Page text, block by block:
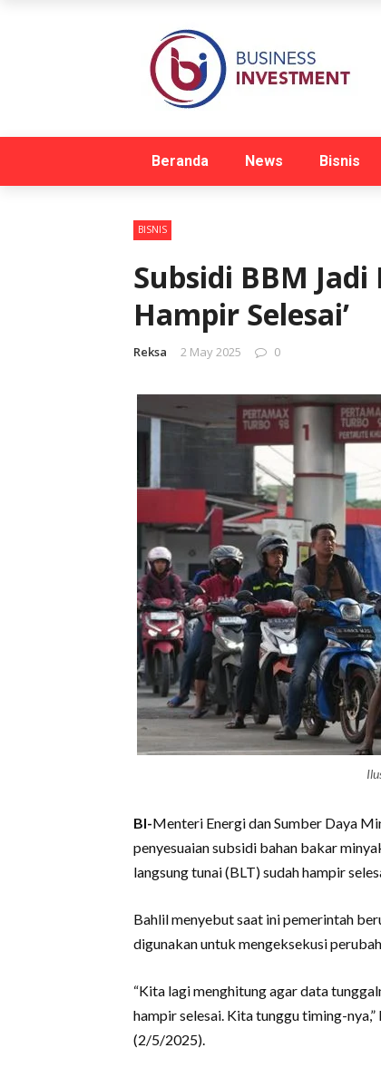
Beranda News Bisnis
BISNIS
Subsidi BBM Jadi
Hampir Selesai’
Reksa 2 May 2025 0
BI-Menteri Energi dan Sumber Daya
penyesuaian subsidi bahan bakar
langsung tunai (BLT) sudah hampir
Bahlil menyebut saat ini pemerintah
digunakan untuk mengeksekusi
“Kita lagi menghitung agar data
hampir selesai. Kita tunggu timing-
(2/5/2025).